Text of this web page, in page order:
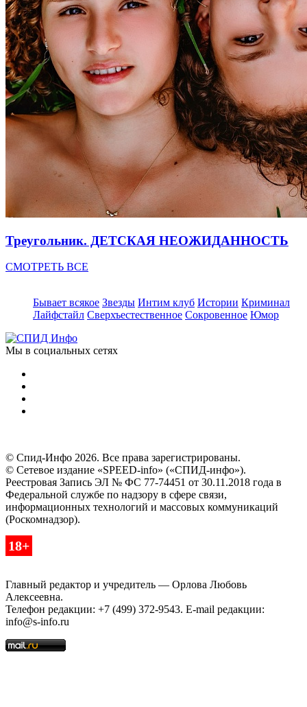
Треугольник. ДЕТСКАЯ НЕОЖИДАННОСТЬ
СМОТРЕТЬ ВСЕ
Бывает всякое Звезды Интим клуб Истории Криминал
Лайфстайл Сверхъестественное Сокровенное Юмор
Мы в социальных сетях
© Спид-Инфо 2026. Все права зарегистрированы.
© Сетевое издание «SPEED-info» («СПИД-инфо»).
Реестровая Запись ЭЛ № ФС 77-74451 от 30.11.2018 года в
Федеральной службе по надзору в сфере связи,
информационных технологий и массовых коммуникаций
(Роскомнадзор).
18+
Главный редактор и учредитель — Орлова Любовь
Алексеевна.
Телефон редакции: +7 (499) 372-9543. E-mail редакции:
info@s-info.ru